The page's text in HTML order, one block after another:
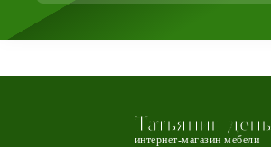
Татьянин день
интернет-магазин мебели